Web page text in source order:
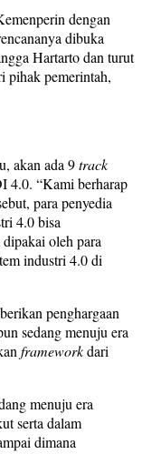
dengan
dibuka
Hartarto dan turut
pihak pemerintah,
akan ada 9track
4.0. “Kami berharap
para penyedia
4.0 bisa
oleh para
industri 4.0 di
berikan penghargaan
sedang menuju era
frameworkdari
menuju era
serta dalam
dimana